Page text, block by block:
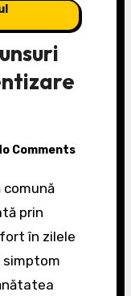
Comments
prin
în zilele
simptom